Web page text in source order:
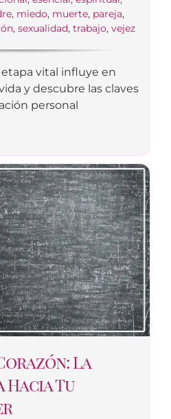
, miedo, muerte, pareja,
, sexualidad, trabajo, vejez
vital influye en
y descubre las claves
personal
La
Hacia Tu